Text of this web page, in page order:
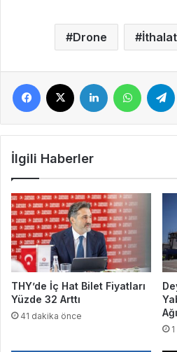
Drone İthalat
Facebook LinkedIn
İlgili Haberler
THY’de İç Hat Bilet Fiyatları
Yüzde 32 Arttı
41 dakika önce